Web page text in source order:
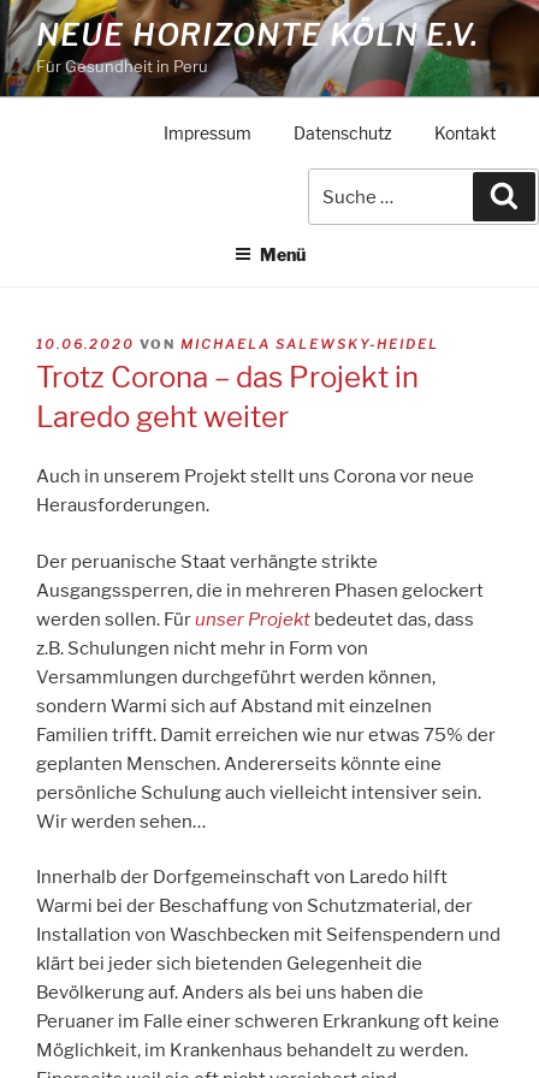
Zum
Inhalt
springen
NEUE HORIZONTE KÖLN E.V.
Für Gesundheit in Peru
Impressum Datenschutz Kontakt
Menü
VERÖFFENTLICHT
AM
10.06.2020 VON MICHAELA SALEWSKY-HEIDEL
Trotz Corona – das Projekt in
Laredo geht weiter
Auch in unserem Projekt stellt uns Corona vor neue
Herausforderungen.
Der peruanische Staat verhängte strikte
Ausgangssperren, die in mehreren Phasen gelockert
werden sollen. Fürunser Projekt bedeutet das, dass
z.B. Schulungen nicht mehr in Form von
Versammlungen durchgeführt werden können,
sondern Warmi sich auf Abstand mit einzelnen
Familien trifft. Damit erreichen wie nur etwas 75% der
geplanten Menschen. Andererseits könnte eine
persönliche Schulung auch vielleicht intensiver sein.
Wir werden sehen…
Innerhalb der Dorfgemeinschaft von Laredo hilft
Warmi bei der Beschaffung von Schutzmaterial, der
Installation von Waschbecken mit Seifenspendern und
klärt bei jeder sich bietenden Gelegenheit die
Bevölkerung auf. Anders als bei uns haben die
Peruaner im Falle einer schweren Erkrankung oft keine
Möglichkeit, im Krankenhaus behandelt zu werden.